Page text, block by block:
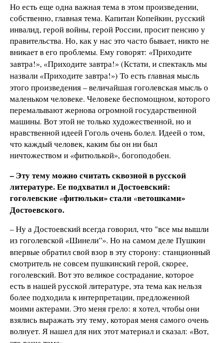
Но есть еще одна важная тема в этом произведении,
собственно, главная тема. Капитан Копейкин, русский
инвалид, герой войны, герой России, просит пенсию у
правительства. Но, как у нас это часто бывает, никто не
вникает в его проблемы. Ему говорят: «Приходите
завтра!», «Приходите завтра!» (Кстати, и спектакль мы
назвали «Приходите завтра!») То есть главная мысль
этого произведения – величайшая гоголевская мысль о
маленьком человеке. Человеке беспомощном, которого
перемалывают жернова огромной государственной
машины. Вот этой не только художественной, но и
нравственной идеей Гоголь очень болел. Идеей о том,
что каждый человек, каким бы он ни был
ничтожеством и «фитюлькой», богоподобен.
– Эту тему можно считать сквозной в русской
литературе. Ее подхватил и Достоевский:
гоголевские «фитюльки» стали «ветошками»
Достоевского.
– Ну а Достоевский всегда говорил, что "все мы вышли
из гоголевской «Шинели”». Но на самом деле Пушкин
впервые обратил свой взор в эту сторону: станционный
смотритель не совсем пушкинский герой, скорее,
гоголевский. Вот это великое сострадание, которое
есть в нашей русской литературе, эта тема как нельзя
более подходила к интерпретации, предложенной
моими актерами. Это меня грело: я хотел, чтобы они
взялись выражать эту тему, которая меня самого очень
волнует. Я нашел для них этот материал и сказал: «Вот,